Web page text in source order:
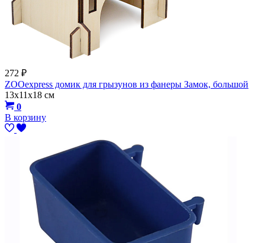
272 ₽
ZOOexpress домик для грызунов из фанеры Замок, большой
13х11х18 см
0
В корзину